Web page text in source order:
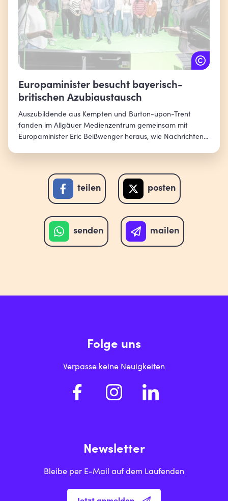
Europaminister besucht bayerisch-
britischen Azubiaustausch
Auszubildende aus Kempten und Burton-upon-Trent
fanden im Allgäuer Medienzentrum gemeinsam mit
Europaminister Eric Beißwenger heraus, wie Nachrichten
teilen posten
senden mailen
Folge uns
Verpasse keine Neuigkeiten
Newsletter
Bleibe per E-Mail auf dem Laufenden